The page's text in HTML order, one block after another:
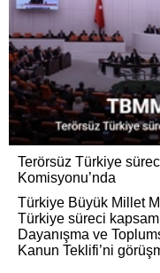
Terörsüz Türkiye
Komisyonu’nda
Türkiye Büyük Millet
Türkiye süreci
Dayanışma ve
Kanun Teklifi’ni